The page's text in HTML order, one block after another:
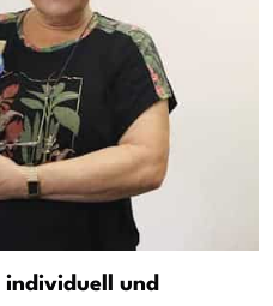
individuell und